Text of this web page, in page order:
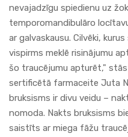
nevajadzīgu spiedienu uz
temporomandibulāro
ar galvaskausu. Cilvēki,
vispirms meklē risinājumu
šo traucējumu apturēt,"
sertificētā farmaceite Juta
bruksisms ir divu veidu –
nomoda. Nakts bruksisms
saistīts ar miega fāžu